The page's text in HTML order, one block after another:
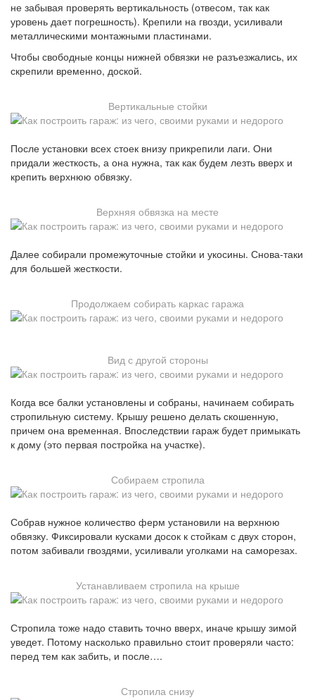
не забывая проверять вертикальность (отвесом, так как
уровень дает погрешность). Крепили на гвозди, усиливали
металлическими монтажными пластинами.
Чтобы свободные концы нижней обвязки не разъезжались, их
скрепили временно, доской.
Вертикальные стойки
После установки всех стоек внизу прикрепили лаги. Они
придали жесткость, а она нужна, так как будем лезть вверх и
крепить верхнюю обвязку.
Верхняя обвязка на месте
Далее собирали промежуточные стойки и укосины. Снова-таки
для большей жесткости.
Продолжаем собирать каркас гаража
Вид с другой стороны
Когда все балки установлены и собраны, начинаем собирать
стропильную систему. Крышу решено делать скошенную,
причем она временная. Впоследствии гараж будет примыкать
к дому (это первая постройка на участке).
Собираем стропила
Собрав нужное количество ферм установили на верхнюю
обвязку. Фиксировали кусками досок к стойкам с двух сторон,
потом забивали гвоздями, усиливали уголками на саморезах.
Устанавливаем стропила на крыше
Стропила тоже надо ставить точно вверх, иначе крышу зимой
уведет. Потому насколько правильно стоит проверяли часто:
перед тем как забить, и после….
Стропила снизу